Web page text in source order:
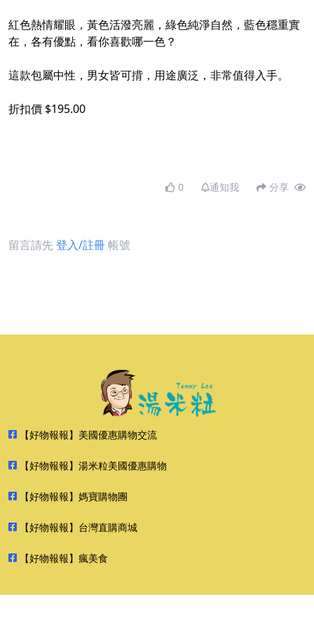
紅色熱情耀眼，黃色活潑亮麗，綠色純淨自然，藍色穩重實
在，各有優點，看你喜歡哪一色？
這款包屬中性，男女皆可揹，用途廣泛，非常值得入手。
折扣價 $195.00
0 通知我 分享
留言請先登入/註冊帳號
【好物報報】美國優惠購物交流
【好物報報】湯米粒美國優惠購物
【好物報報】媽寶購物團
【好物報報】台灣直購商城
【好物報報】瘋美食